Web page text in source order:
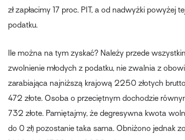
zł zapłacimy 17 proc. PIT, a od nadwyżki powyżej
podatku.
Ile można na tym zyskać? Należy przede
zwolnienie młodych z podatku, nie zwalnia z
zarabiająca najniższą krajową 2250 złotych
472 złote. Osoba o przeciętnym dochodzie
732 złote. Pamiętajmy, że degresywna kwota
do 0 zł) pozostanie taka sama. Obniżono jednak